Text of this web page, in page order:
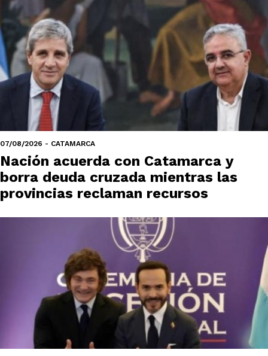
07/08/2026 - CATAMARCA
Nación acuerda con Catamarca y
borra deuda cruzada mientras las
provincias reclaman recursos